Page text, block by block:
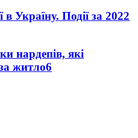
в Україну. Події за 2022
нардепів, які
житло6